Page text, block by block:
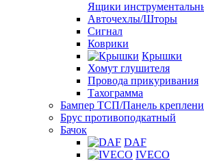
Ящики
Авточехлы/Шторы
Сигнал
Коврики
Крышки
Хомут глушителя
Провода прикуривания
Тахограмма
Бампер ТСП/Панель
Брус противоподкатный
Бачок
DAF
IVECO